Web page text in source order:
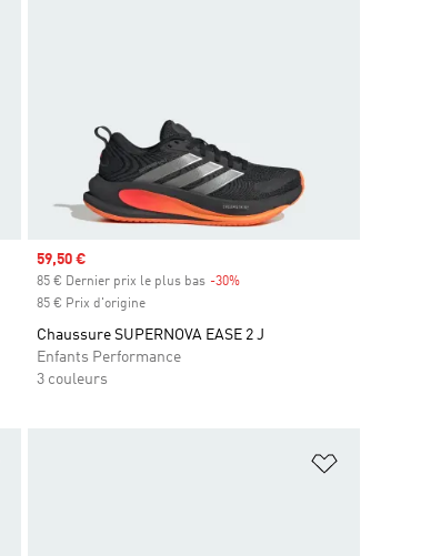
Prix soldé
59,50 €
85 € Dernier prix le plus bas -30%Rabais
85 € Prix d'origine
Chaussure SUPERNOVA EASE 2 J
Enfants Performance
3 couleurs